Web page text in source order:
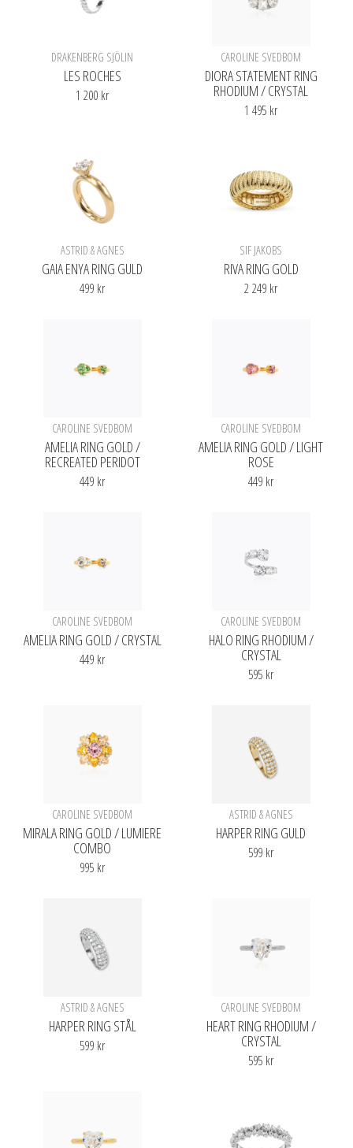
DRAKENBERG SJÖLIN
LES ROCHES
1 200 kr
CAROLINE SVEDBOM
DIORA STATEMENT RING
RHODIUM / CRYSTAL
1 495 kr
ASTRID & AGNES
GAIA ENYA RING GULD
499 kr
SIF JAKOBS
RIVA RING GOLD
2 249 kr
CAROLINE SVEDBOM
AMELIA RING GOLD /
RECREATED PERIDOT
449 kr
CAROLINE SVEDBOM
AMELIA RING GOLD / LIGHT
ROSE
449 kr
CAROLINE SVEDBOM
AMELIA RING GOLD / CRYSTAL
449 kr
CAROLINE SVEDBOM
HALO RING RHODIUM /
CRYSTAL
595 kr
CAROLINE SVEDBOM
MIRALA RING GOLD / LUMIERE
COMBO
995 kr
ASTRID & AGNES
HARPER RING GULD
599 kr
ASTRID & AGNES
HARPER RING STÅL
599 kr
CAROLINE SVEDBOM
HEART RING RHODIUM /
CRYSTAL
595 kr